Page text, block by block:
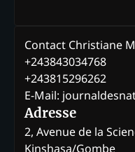
Contact Christiane
+243843034768
+243815296262
E-Mail:
Adresse
2, Avenue de la
Kinshasa/Gombe